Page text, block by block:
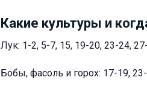
Какие культуры и
Лук: 1-2, 5-7, 15, 19-20, 23-24,
Бобы, фасоль и горох: 17-19,